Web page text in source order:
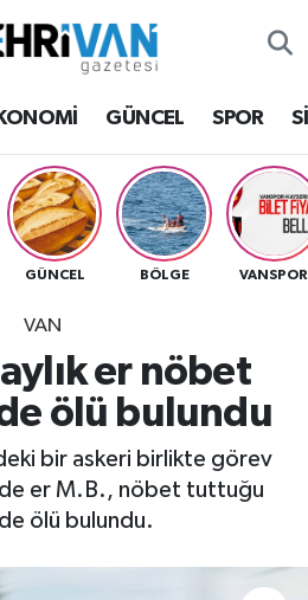
GÜNCEL SPOR
GÜNCEL BÖLGE VANSPOR
VAN
er nöbet
ölü bulundu
bir askeri birlikte görev
er M.B., nöbet tuttuğu
ölü bulundu.
Haritası
ve Fikstür